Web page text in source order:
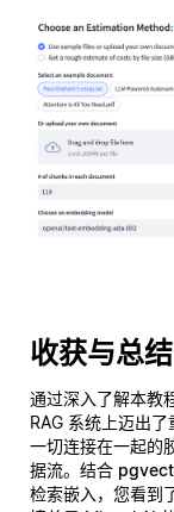
收获与总结
通过深入了解本教
RAG 系统上迈出
一切连接在一起的
据流。结合
检索嵌入，您看到